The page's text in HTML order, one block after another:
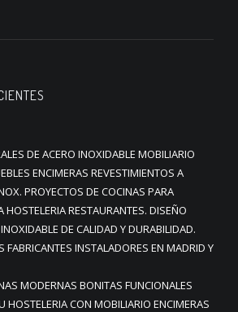
DE ACERO INOXIDABLE MOBILIARIO
ENCIMERAS REVESTIMIENTOS A
PROYECTOS DE COCINAS PARA
HOSTELERIA RESTAURANTES. DISEÑO
DE CALIDAD Y DURABILIDAD.
FABRICANTES INSTALADORES EN MADRID Y
MODERNAS BONITAS FUNCIONALES
HOSTELERIA CON MOBILIARIO ENCIMERAS